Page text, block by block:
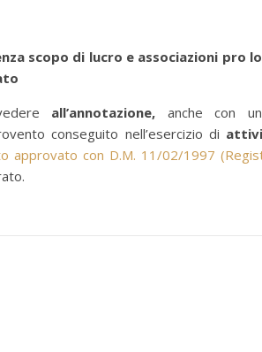
scopo di lucro e associazioni pro
all’annotazione, anche con
conseguito nell’esercizio di
approvato con D.M. 11/02/1997